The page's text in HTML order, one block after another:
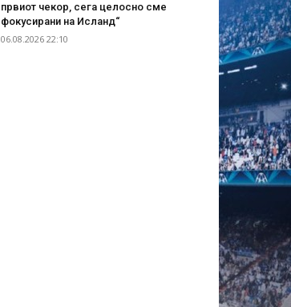
првиот чекор, сега целосно сме
фокусирани на Исланд“
06.08.2026 22:10